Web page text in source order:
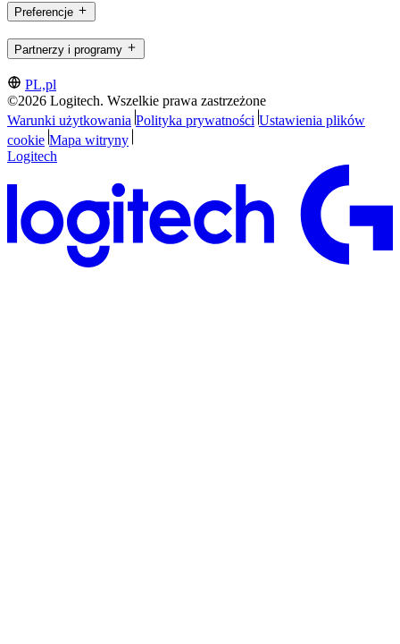
Preferencje
Partnerzy i programy
PL,pl
©2026 Logitech. Wszelkie prawa zastrzeżone
Warunki użytkowania Polityka prywatności Ustawienia plików
cookie Mapa witryny
Logitech